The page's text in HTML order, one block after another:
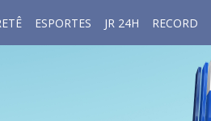
ESPORTES JR 24H RECORD